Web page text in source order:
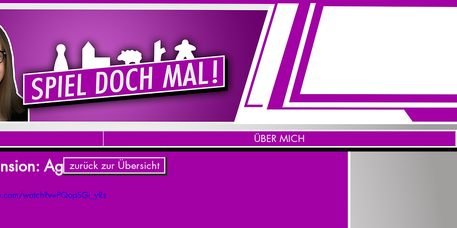
Agentenjagd
watch?v=PQopSGi_yRs
zurück zur Übersicht
ÜBER MICH